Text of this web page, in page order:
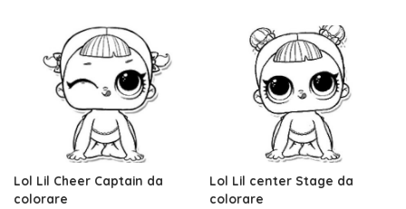
Lol Lil Cheer Captain da
colorare
Lol Lil center Stage da
colorare